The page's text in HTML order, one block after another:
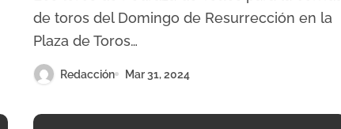
de toros del Domingo de Resurrección en la
Plaza de Toros…
Redacción Mar 31, 2024